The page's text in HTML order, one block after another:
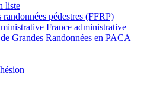
liste
randonnées pédestres (FFRP)
France administrative
Grandes Randonnées en PACA